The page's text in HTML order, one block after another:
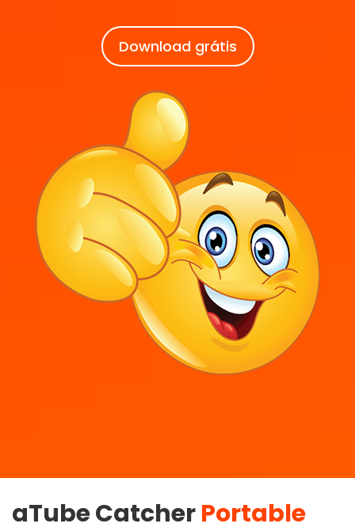
Download grátis
aTube CatcherPortable